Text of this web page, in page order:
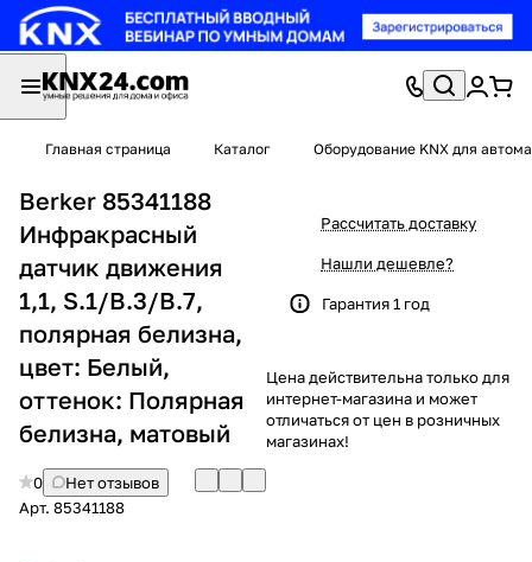
Главная страница Каталог Оборудование KNX для
Berker 85341188
Инфракрасный
датчик движения
1,1, S.1/B.3/B.7,
полярная белизна,
цвет: Белый,
оттенок: Полярная
белизна, матовый
0
Нет отзывов
Арт. 85341188
Рассчитать доставку
Нашли дешевле?
Гарантия 1 год
Цена действительна только для
интернет-магазина и может
отличаться от цен в розничных
магазинах!